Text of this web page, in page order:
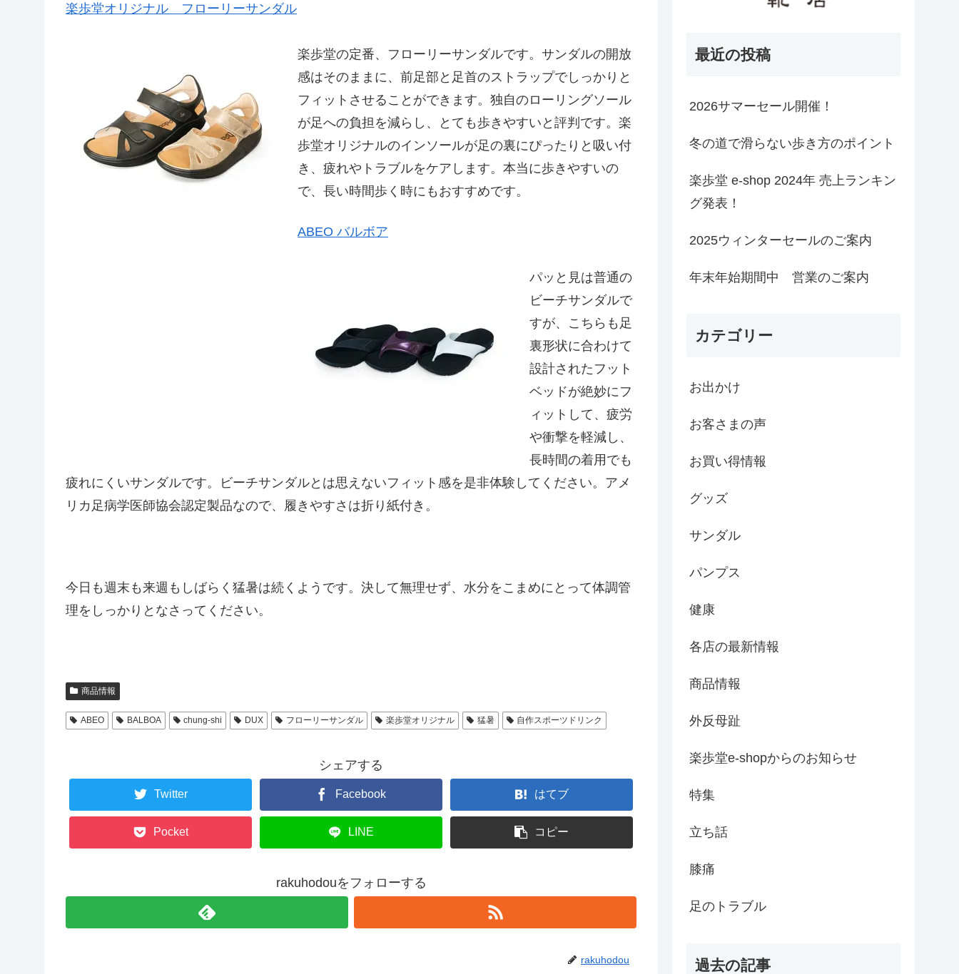
楽歩堂オリジナル フローリーサンダル
楽歩堂の定番、フローリーサンダルです。サンダルの開放
感はそのままに、前足部と足首のストラップでしっかりと
フィットさせることができます。独自のローリングソール
が足への負担を減らし、とても歩きやすいと評判です。楽
歩堂オリジナルのインソールが足の裏にぴったりと吸い付
き、疲れやトラブルをケアします。本当に歩きやすいの
で、長い時間歩く時にもおすすめです。
ABEO バルボア
パッと見は普通の
ビーチサンダルで
すが、こちらも足
裏形状に合わけて
設計されたフット
ベッドが絶妙にフ
ィットして、疲労
や衝撃を軽減し、
長時間の着用でも
疲れにくいサンダルです。ビーチサンダルとは思えないフィット感を是非体験してください。アメ
リカ足病学医師協会認定製品なので、履きやすさは折り紙付き。
今日も週末も来週もしばらく猛暑は続くようです。決して無理せず、水分をこまめにとって体調管
理をしっかりとなさってください。
商品情報
ABEO BALBOA chung-shi DUX フローリーサンダル 楽歩堂オリジナル 猛暑 自作スポーツドリンク
シェアする
Twitter Facebook はてブ
Pocket LINE コピー
rakuhodouをフォローする
rakuhodou
最近の投稿
2026サマーセール開催！
冬の道で滑らない歩き方のポイント
楽歩堂 e-shop 2024年 売上ランキン
グ発表！
2025ウィンターセールのご案内
年末年始期間中 営業のご案内
カテゴリー
お出かけ
お客さまの声
お買い得情報
グッズ
サンダル
パンプス
健康
各店の最新情報
商品情報
外反母趾
楽歩堂e-shopからのお知らせ
特集
立ち話
膝痛
足のトラブル
過去の記事